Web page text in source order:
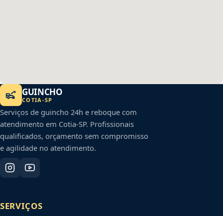
GUINCHO
COTIA -SP
Serviços de guincho 24h e reboque com
atendimento em Cotia-SP. Profissionais
qualificados, orçamento sem compromisso
e agilidade no atendimento.
SERVIÇOS